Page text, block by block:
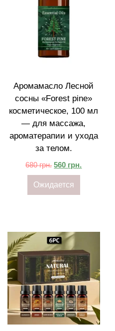
Аромамасло Лесной
сосны «Forest pine»
косметическое, 100 мл
— для массажа,
ароматерапии и ухода
за телом.
680грн. 560 грн.
Ожидается